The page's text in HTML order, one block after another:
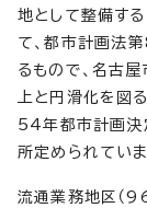
地として整備す
て、都市計画法
るもので、名古
上と円滑化を図
54年都市計画決
所定められていま
流通業務地区（